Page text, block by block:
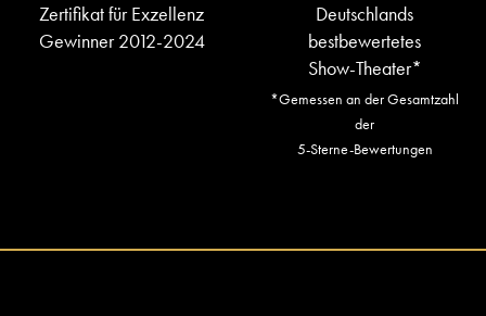
Zertifikat für Exzellenz
Gewinner 2012-2024
Deutschlands
bestbewertetes
Show-Theater*
*Gemessen an der Gesamtzahl
der
5-Sterne-Bewertungen